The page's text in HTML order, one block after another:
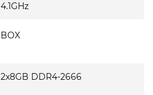
4.1GHz
BOX
2x8GB DDR4-2666